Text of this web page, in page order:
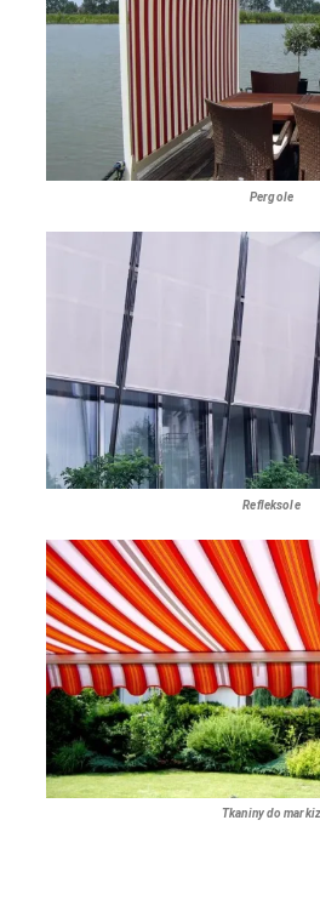
Pergole
Refleksole
Tkaniny do markiz